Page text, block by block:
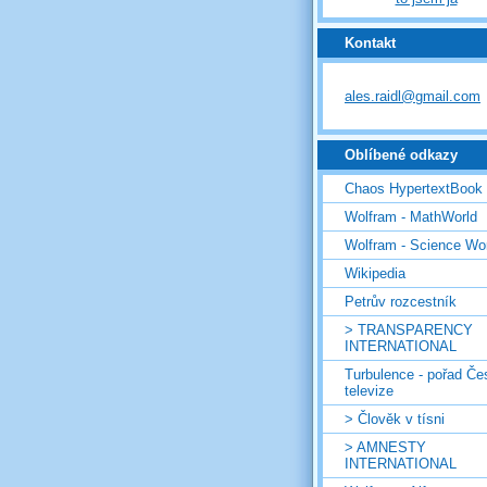
Kontakt
ales.raidl@gmail.com
Oblíbené odkazy
Chaos HypertextBook
Wolfram - MathWorld
Wolfram - Science
Wikipedia
Petrův rozcestník
> TRANSPARENCY
INTERNATIONAL
Turbulence - pořad
televize
> Člověk v tísni
> AMNESTY
INTERNATIONAL